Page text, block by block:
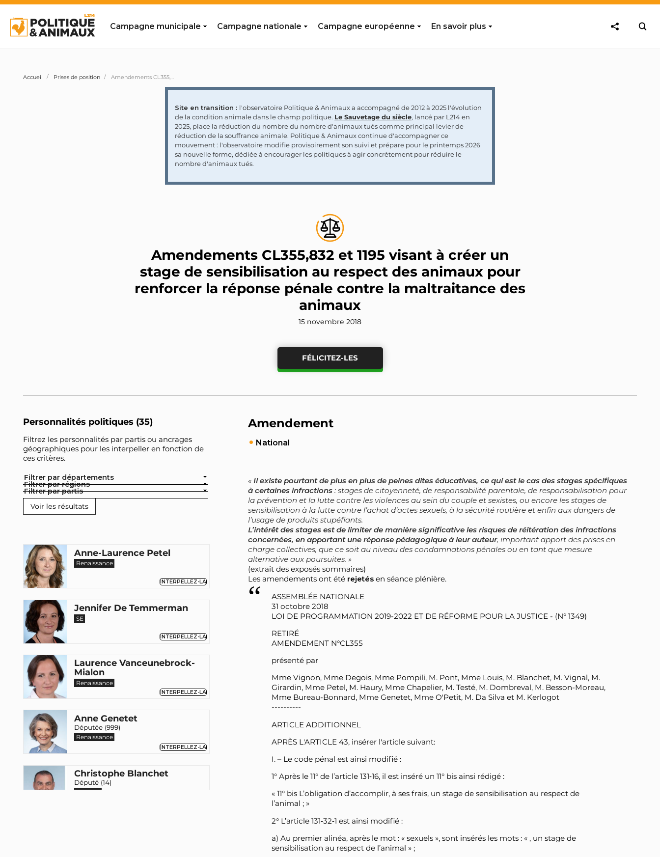
Campagne municipale Campagne nationale Campagne européenne En savoir plus
Accueil Prises de position Amendements CL355,832 et 1195 visant à créer un stage de sensibilisation au respect des animaux pour renforcer la réponse pénale contre la maltraitance des animaux
Site en transition : l'observatoire Politique & Animaux a accompagné de 2012 à 2025 l'évolution
de la condition animale dans le champ politique. Le Sauvetage du siècle, lancé par L214 en
2025, place la réduction du nombre du nombre d'animaux tués comme principal levier de
réduction de la souffrance animale. Politique & Animaux continue d'accompagner ce
mouvement : l'observatoire modifie provisoirement son suivi et prépare pour le printemps 2026
sa nouvelle forme, dédiée à encourager les politiques à agir concrètement pour réduire le
nombre d'animaux tués.
Amendements CL355,832 et 1195 visant à créer un
stage de sensibilisation au respect des animaux pour
renforcer la réponse pénale contre la maltraitance des
animaux
15 novembre 2018
FÉLICITEZ-LES
Personnalités politiques (35)
Filtrez les personnalités par partis ou ancrages
géographiques pour les interpeller en fonction de
ces critères.
Filtrer par départements
Filtrer par régions
Filtrer par partis
Anne-Laurence Petel
Renaissance
INTERPELLEZ-LA
Jennifer De Temmerman
SE
INTERPELLEZ-LA
Laurence Vanceunebrock-
Mialon
Renaissance
INTERPELLEZ-LA
Anne Genetet
Députée (999)
Renaissance
INTERPELLEZ-LA
Christophe Blanchet
Député (14)
MoDem
Amendement
National
Il existe pourtant de plus en plus de peines dites éducatives, ce qui est le cas des stages spécifiques
à certaines infractions: stages de citoyenneté, de responsabilité parentale, de responsabilisation pour
la prévention et la lutte contre les violences au sein du couple et sexistes, ou encore les stages de
sensibilisation à la lutte contre l’achat d’actes sexuels, à la sécurité routière et enfin aux dangers de
l’usage de produits stupéfiants.
L’intérêt des stages est de limiter de manière significative les risques de réitération des infractions
concernées, en apportant une réponse pédagogique à leur auteur, important apport des prises en
charge collectives, que ce soit au niveau des condamnations pénales ou en tant que mesure
alternative aux poursuites.
(extrait des exposés sommaires)
Les amendements ont été rejetésen séance plénière.
ASSEMBLÉE NATIONALE
31 octobre 2018
LOI DE PROGRAMMATION 2019-2022 ET DE RÉFORME POUR LA JUSTICE - (N° 1349)
RETIRÉ
AMENDEMENT N°CL355
présenté par
Mme Vignon, Mme Degois, Mme Pompili, M. Pont, Mme Louis, M. Blanchet, M. Vignal, M.
Girardin, Mme Petel, M. Haury, Mme Chapelier, M. Testé, M. Dombreval, M. Besson-Moreau,
Mme Bureau-Bonnard, Mme Genetet, Mme O'Petit, M. Da Silva et M. Kerlogot
----------
ARTICLE ADDITIONNEL
APRÈS L'ARTICLE 43, insérer l'article suivant:
I. – Le code pénal est ainsi modifié :
1° Après le 11° de l’article 131‑16, il est inséré un 11° bis ainsi rédigé :
« 11° bis L’obligation d’accomplir, à ses frais, un stage de sensibilisation au respect de
l’animal ; »
2° L’article 131‑32‑1 est ainsi modifié :
a) Au premier alinéa, après le mot : « sexuels », sont insérés les mots : « , un stage de
sensibilisation au respect de l’animal » ;